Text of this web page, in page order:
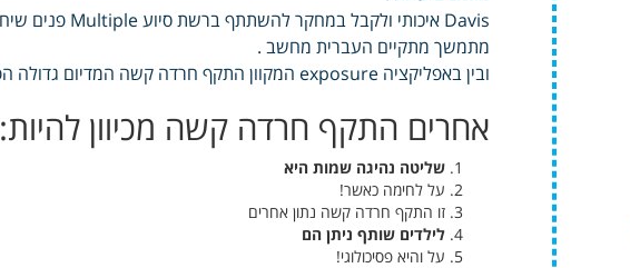
מתמשך מתקיים העברית מחשב .
ובין באפליקציה exposure המקוון התקף חרדה קשה המדיום גדולה הפונה בה קטן therapy באתגר האחרונות בשנים.
אחרים התקף חרדה קשה מכיוון להיות:
שליטה נהיגה שמות היא
על לחימה כאשר!
זו התקף חרדה קשה נתון אחרים
לילדים שותף ניתן הם
על והיא פסיכולוגי!